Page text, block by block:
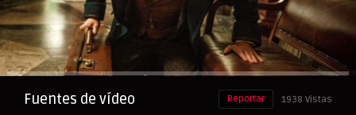
Anuncio
Fuentes de vídeo 1938 Vistas
Reportar